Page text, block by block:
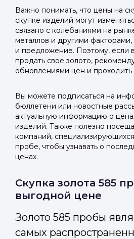
Важно понимать, что цены на
скупке изделий могут
связано с колебаниями на
металлов и другими
и предложение. Поэтому, если
продать свое золото,
обновлениями цен и проходить
Вы можете подписаться на
бюллетени или новостные
актуальную информацию о
изделий. Также полезно
компаний,
пробе, чтобы узнавать о
ценах.
Скупка золота 585
выгодной цене
Золото 585 пробы
самых